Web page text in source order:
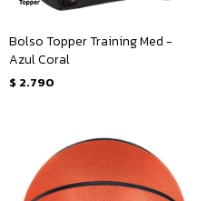
Bolso Topper Training Med -
Azul Coral
$ 2.790